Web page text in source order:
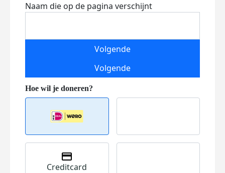
Naam die op de pagina verschijnt
Volgende
Volgende
Creditcard